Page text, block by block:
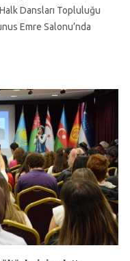
Dansları Topluluğu
Emre Salonu’nda